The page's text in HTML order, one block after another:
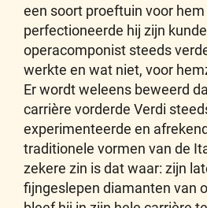
een soort proeftuin voor
perfectioneerde hij zijn
operacomponist steeds
werkte en wat niet, voor
Er wordt weleens beweerd
carrière vorderde Verdi
experimenteerde en
traditionele vormen van de
zekere zin is dat waar: zijn
fijngeslepen diamanten van